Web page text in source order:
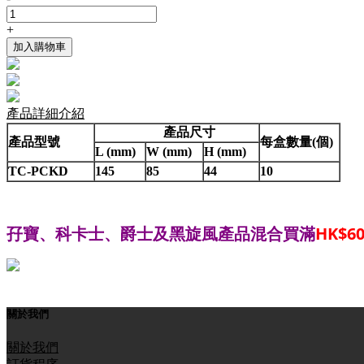
+
加入購物車
產品詳細介紹
產品型號
產品尺寸
每盒數量(個)
L (mm) W (mm)
H (mm)
TC-PCKD
145 85 44 10
孖寶、科卡士、爵士及黑旋風產品混合買滿
關於我們
關於我們